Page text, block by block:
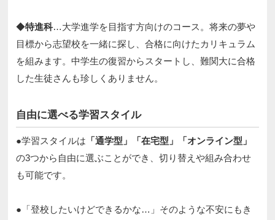
◆特進科…大学進学を目指す方向けのコース。将来の夢や
目標から志望校を一緒に探し、合格に向けたカリキュラム
を組みます。中学生の復習からスタートし、難関大に合格
した生徒さんも珍しくありません。​
自由に選べる学習スタイル​
●学習スタイルは 「通学型」「在宅型」「オンライン型」
の3つから自由に選ぶことができ、切り替えや組み合わせ
も可能です。​​
●「登校したいけどできるかな…」そのような不安にもき